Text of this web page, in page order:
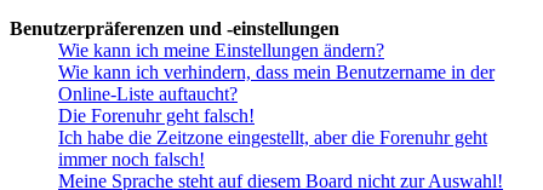
Benutzerpräferenzen und -einstellungen
Wie kann ich meine Einstellungen ändern?
Wie kann ich verhindern, dass mein Benutzername in der
Online-Liste auftaucht?
Die Forenuhr geht falsch!
Ich habe die Zeitzone eingestellt, aber die Forenuhr geht
immer noch falsch!
Meine Sprache steht auf diesem Board nicht zur Auswahl!